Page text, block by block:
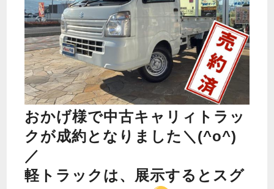
おかげ様で中古キャリィトラッ
クが成約となりました＼(^o^)
／
軽トラックは、展示するとスグ